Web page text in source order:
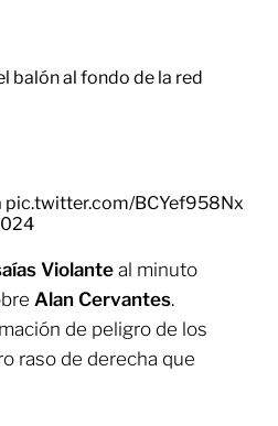
balón al fondo de la red
pic.twitter.com/BCYef958Nx
Violanteal minuto
Alan Cervantes.
de peligro de los
raso de derecha que